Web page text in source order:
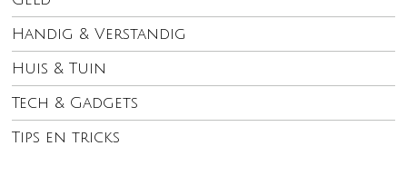
Handig & Verstandig
Huis & Tuin
Tech & Gadgets
Tips en tricks